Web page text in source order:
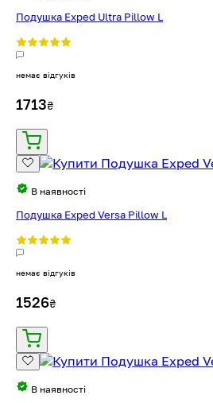
Подушка Exped Ultra Pillow L
немає відгуків
1713₴
В наявності
Подушка Exped Versa Pillow L
немає відгуків
1526₴
В наявності